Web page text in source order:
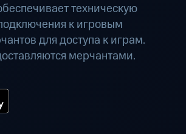
техническую
к игровым
для доступа к играм.
мерчантами.